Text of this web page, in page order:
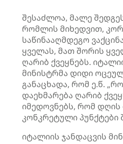
შესაძლოა, მალე
რომლის მიხედვით,
საწინააღმდეგო
ყველას, მათ შორის
ღარიბ ქვეყნებს.
მინისტრმა დიდი
განაცხადა, რომ ე.წ.
დაეხმარება ღარიბ
იმედოვნებს, რომ
კონკრეტული პუნქტები
იტალიის ჯანდაცვის